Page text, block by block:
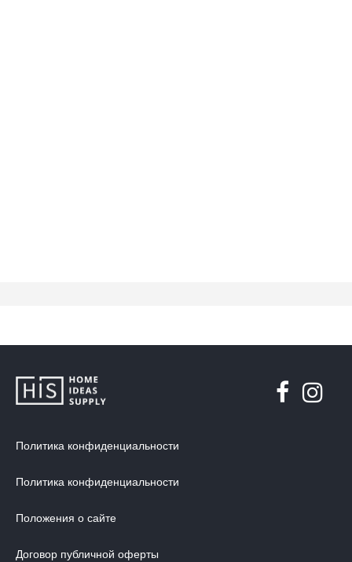
Политика конфиденциальности
Политика конфиденциальности
Положения о сайте
Договор публичной оферты